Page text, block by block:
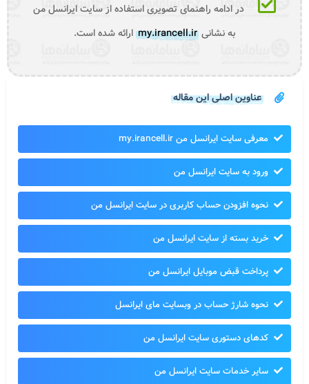
در ادامه راهنمای تصویری استفاده از سایت ایرانسل من
به نشانی my.irancell.ir ارائه شده است.
عناوین اصلی این مقاله
معرفی سایت ایرانسل من my.irancell.ir
ورود به سایت ایرانسل من
نحوه افزودن حساب کاربری در سایت ایرانسل من
خرید بسته از سایت ایرانسل من
پرداخت قبض موبایل ایرانسل من
نحوه شارژ حساب در وبسایت مای ایرانسل
کدهای دستوری سایت ایرانسل من
سایر خدمات سایت ایرانسل من